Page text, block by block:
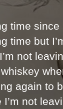
time
time but
not
again to
I’m not